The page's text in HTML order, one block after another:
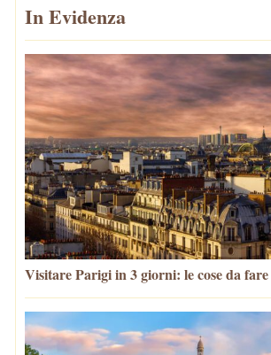
In Evidenza
Visitare Parigi in 3 giorni: le cose da fare